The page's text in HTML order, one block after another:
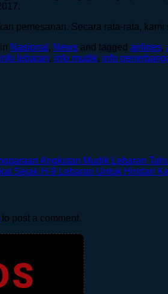
pemesanan. Secara rata-rata,
Nasional , News and tagged airlines,
info lebaran, info mudik, info
Angkutan Mudik Lebaran
Sejak H-9 Lebaran Untuk Hindari
to post a comment.